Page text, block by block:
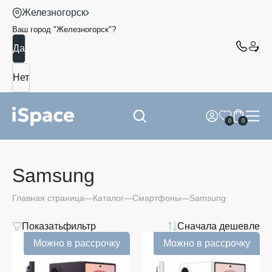
Железногорск
Ваш город "Железногорск"?
0 0
Samsung
Главная страница Каталог Смартфоны Samsung
Показатьфильтр Сначала дешевле
Samsung
Можно в рассрочку Можно в рассрочку